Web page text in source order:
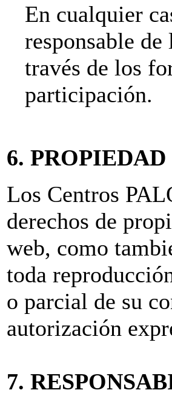
En cualquier
responsable
través de los
participación.
6.
Los Centros
derechos de
web, como
toda
o parcial de su
autorización
7.